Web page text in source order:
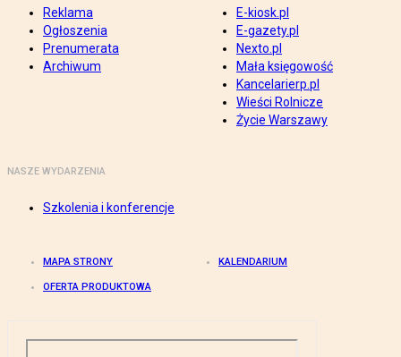
Reklama
Ogłoszenia
Prenumerata
Archiwum
E-kiosk.pl
E-gazety.pl
Nexto.pl
Mała księgowość
Kancelarierp.pl
Wieści Rolnicze
Życie Warszawy
NASZE WYDARZENIA
Szkolenia i konferencje
MAPA STRONY KALENDARIUM
OFERTA PRODUKTOWA